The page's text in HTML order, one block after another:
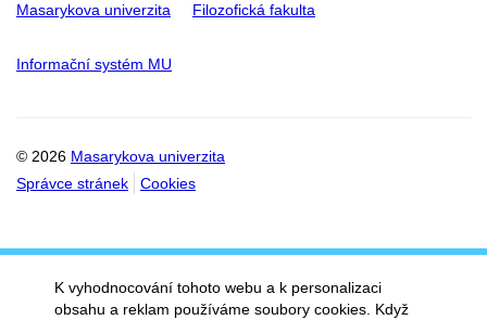
Masarykova univerzita Filozofická fakulta
Informační systém MU
© 2026 Masarykova univerzita
Správce stránek
Cookies
K vyhodnocování tohoto webu a k personalizaci
obsahu a reklam používáme soubory cookies. Když